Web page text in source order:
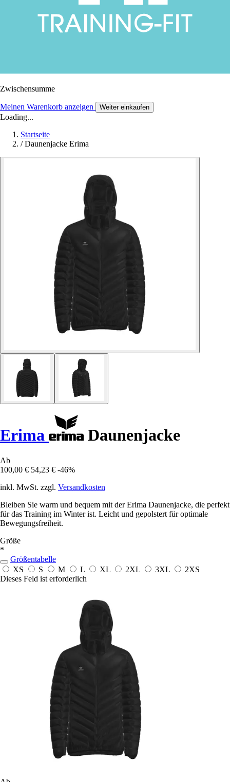
Zwischensumme
Meinen Warenkorb anzeigen Weiter einkaufen
Loading...
Startseite
/ Daunenjacke Erima
Erima Daunenjacke
Ab
100,00 € 54,23 € -46%
inkl. MwSt. zzgl. Versandkosten
Bleiben Sie warm und bequem mit der Erima Daunenjacke, die perfekt
für das Training im Winter ist. Leicht und gepolstert für optimale
Bewegungsfreiheit.
Größe
*
Größentabelle
XS
S M L XL 2XL 3XL
2XS
Dieses Feld ist erforderlich